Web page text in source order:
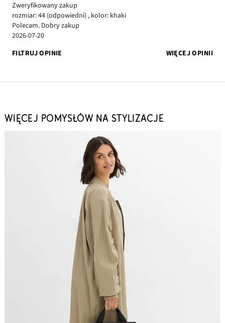
Zweryfikowany zakup
rozmiar: 44 (odpowiedni) , kolor: khaki
Polecam. Dobry zakup
2026-07-20
FILTRUJ OPINIE
WIĘCEJ OPINII
WIĘCEJ POMYSŁÓW NA STYLIZACJE